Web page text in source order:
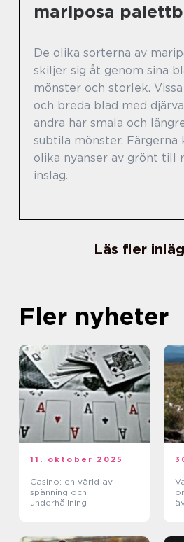
mariposa
De olika sorterna av
skiljer sig åt genom sina
mönster och storlek.
och breda blad med
andra har smala och
subtila mönster. Färgerna
olika nyanser av grönt till
inslag.
Läs fler
Fler nyheter
11. oktober 2025
Casino: en värld av
spänning och
underhållning